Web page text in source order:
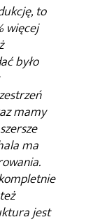
to
więcej
było
mamy
ma
jest